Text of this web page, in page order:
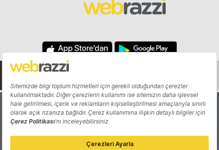
Hakkında Yazarlar
Katkıda Bulun Reklam